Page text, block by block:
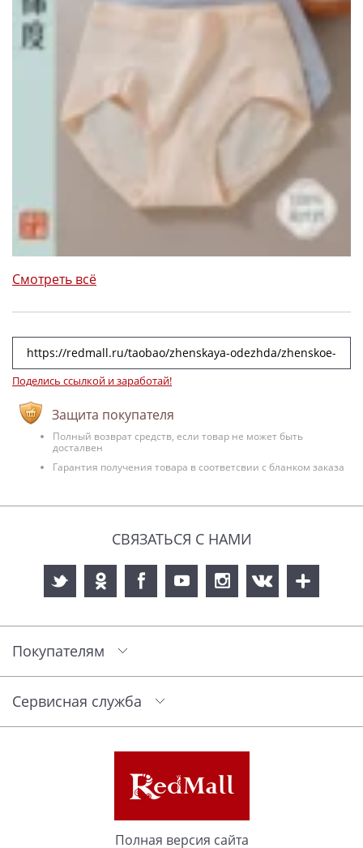
Смотреть всё
Поделись ссылкой и заработай!
Защита покупателя
Полный возврат средств, если товар не может быть
досталвен
Гарантия получения товара в соответсвии с бланком заказа
СВЯЗАТЬСЯ С НАМИ
Покупателям
Сервисная служба
Полная версия сайта